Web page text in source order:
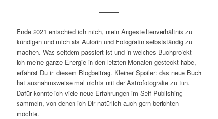
Ende 2021 entschied ich mich, mein Angestelltenverhältnis zu
kündigen und mich als Autorin und Fotografin selbstständig zu
machen. Was seitdem passiert ist und in welches Buchprojekt
ich meine ganze Energie in den letzten Monaten gesteckt habe,
erfährst Du in diesem Blogbeitrag. Kleiner Spoiler: das neue Buch
hat ausnahmsweise mal nichts mit der Astrofotografie zu tun.
Dafür konnte ich viele neue Erfahrungen im Self Publishing
sammeln, von denen ich Dir natürlich auch gern berichten
möchte.